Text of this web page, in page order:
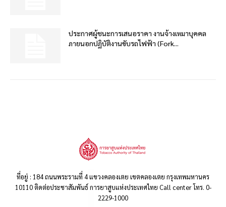
ประกาศผู้ชนะการเสนอราคา งานจ้างเหมาบุคคล
ภายนอกปฏิบัติงานขับรถไฟฟ้า (Fork...
ที่อยู่ : 184 ถนนพระรามที่ 4 แขวงคลองเตย เขตคลองเตย กรุงเทพมหานคร
10110 ติดต่อประชาสัมพันธ์ การยาสูบแห่งประเทศไทย Call center โทร. 0-
2229-1000